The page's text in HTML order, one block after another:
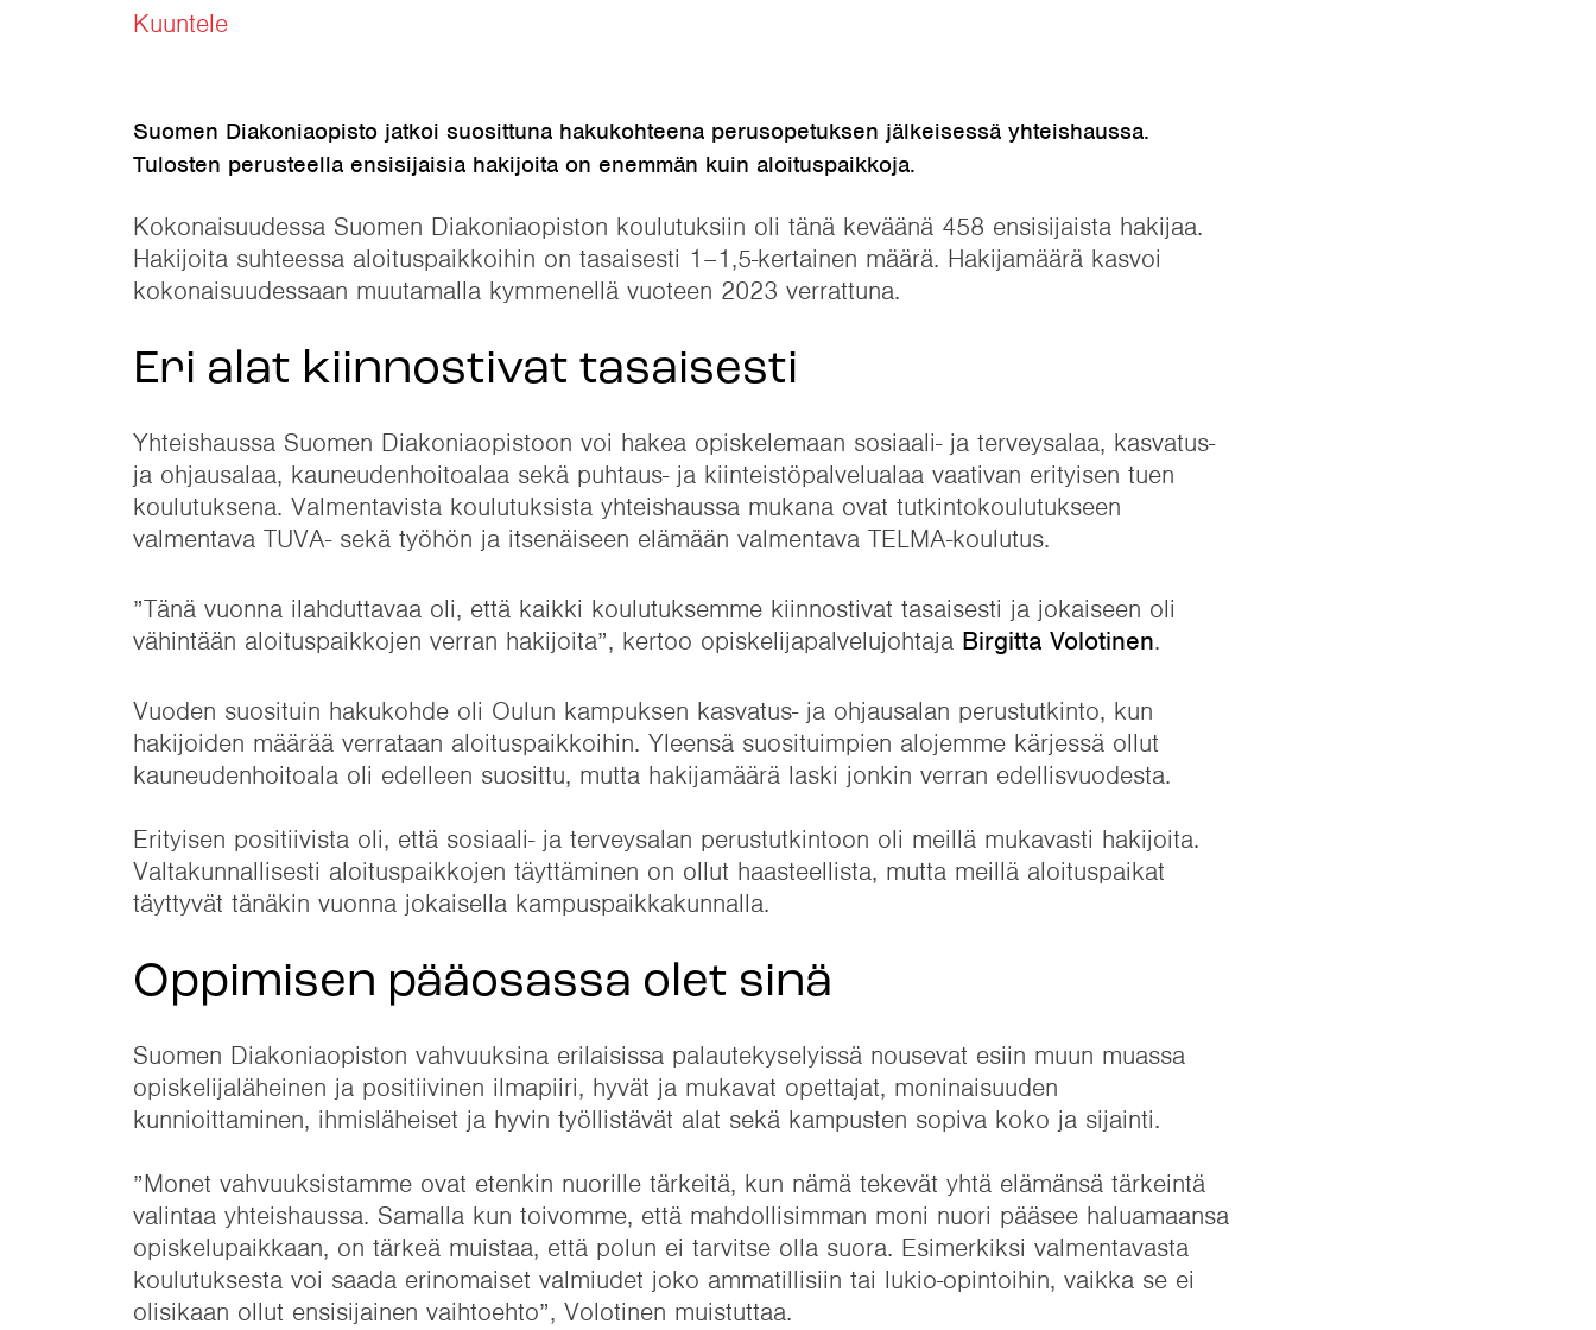
Kuuntele
Suomen Diakoniaopisto jatkoi suosittuna hakukohteena perusopetuksen jälkeisessä yhteishaussa.
Tulosten perusteella ensisijaisia hakijoita on enemmän kuin aloituspaikkoja.
Kokonaisuudessa Suomen Diakoniaopiston koulutuksiin oli tänä keväänä 458 ensisijaista hakijaa.
Hakijoita suhteessa aloituspaikkoihin on tasaisesti 1–1,5-kertainen määrä. Hakijamäärä kasvoi
kokonaisuudessaan muutamalla kymmenellä vuoteen 2023 verrattuna.
Eri alat kiinnostivat tasaisesti
Yhteishaussa Suomen Diakoniaopistoon voi hakea opiskelemaan sosiaali- ja terveysalaa, kasvatus-
ja ohjausalaa, kauneudenhoitoalaa sekä puhtaus- ja kiinteistöpalvelualaa vaativan erityisen tuen
koulutuksena. Valmentavista koulutuksista yhteishaussa mukana ovat tutkintokoulutukseen
valmentava TUVA- sekä työhön ja itsenäiseen elämään valmentava TELMA-koulutus.
”Tänä vuonna ilahduttavaa oli, että kaikki koulutuksemme kiinnostivat tasaisesti ja jokaiseen oli
vähintään aloituspaikkojen verran hakijoita”, kertoo opiskelijapalvelujohtaja Birgitta Volotinen.
Vuoden suosituin hakukohde oli Oulun kampuksen kasvatus- ja ohjausalan perustutkinto, kun
hakijoiden määrää verrataan aloituspaikkoihin. Yleensä suosituimpien alojemme kärjessä ollut
kauneudenhoitoala oli edelleen suosittu, mutta hakijamäärä laski jonkin verran edellisvuodesta.
Erityisen positiivista oli, että sosiaali- ja terveysalan perustutkintoon oli meillä mukavasti hakijoita.
Valtakunnallisesti aloituspaikkojen täyttäminen on ollut haasteellista, mutta meillä aloituspaikat
täyttyvät tänäkin vuonna jokaisella kampuspaikkakunnalla.
Oppimisen pääosassa olet sinä
Suomen Diakoniaopiston vahvuuksina erilaisissa palautekyselyissä nousevat esiin muun muassa
opiskelijaläheinen ja positiivinen ilmapiiri, hyvät ja mukavat opettajat, moninaisuuden
kunnioittaminen, ihmisläheiset ja hyvin työllistävät alat sekä kampusten sopiva koko ja sijainti.
”Monet vahvuuksistamme ovat etenkin nuorille tärkeitä, kun nämä tekevät yhtä elämänsä tärkeintä
valintaa yhteishaussa. Samalla kun toivomme, että mahdollisimman moni nuori pääsee haluamaansa
opiskelupaikkaan, on tärkeä muistaa, että polun ei tarvitse olla suora. Esimerkiksi valmentavasta
koulutuksesta voi saada erinomaiset valmiudet joko ammatillisiin tai lukio-opintoihin, vaikka se ei
olisikaan ollut ensisijainen vaihtoehto”, Volotinen muistuttaa.